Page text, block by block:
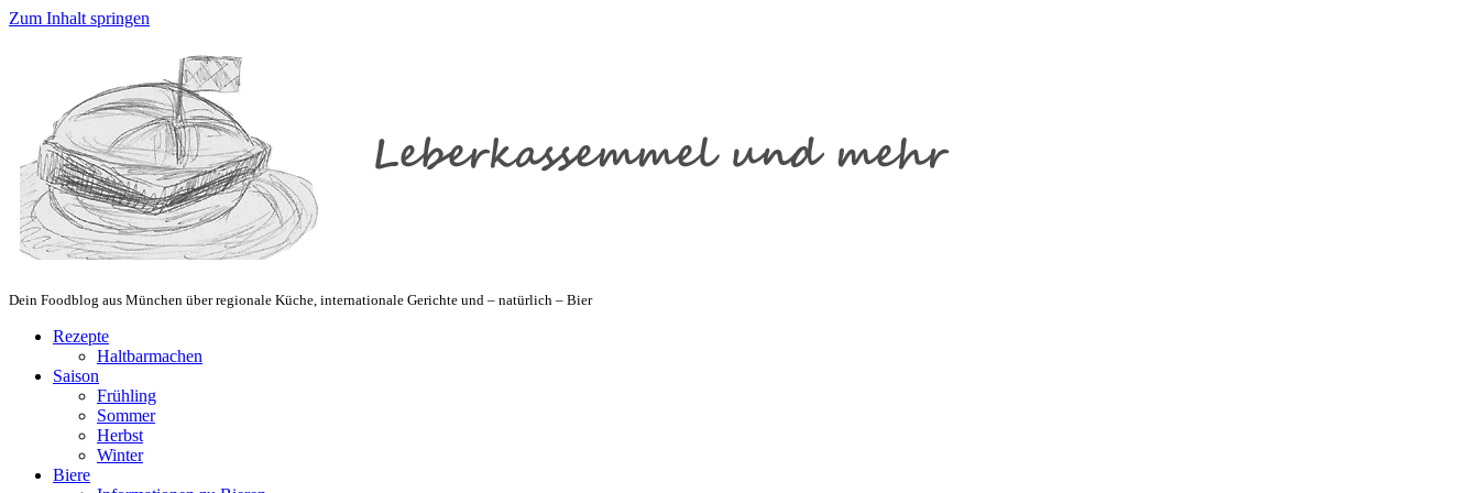
Zum Inhalt springen
Dein Foodblog aus München über regionale Küche, internationale Gerichte und – natürlich – Bier
Rezepte
Haltbarmachen
Saison
Frühling
Sommer
Herbst
Winter
Biere